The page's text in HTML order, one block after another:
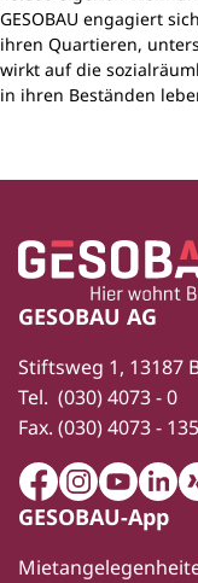
GESOBAU engagiert
ihren Quartieren,
wirkt auf die
in ihren Beständen
Fußbereich
Zur Startseite
GESOBAU AG
Stiftsweg 1, 13187
Tel. (030) 4073 - 0
Fax. (030) 4073 -
FacebookInstagram
Youtube
GESOBAU-App